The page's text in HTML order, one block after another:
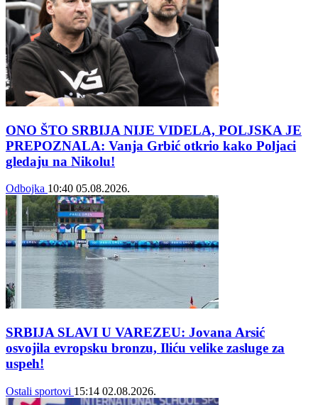
ONO ŠTO SRBIJA NIJE VIDELA, POLJSKA JE
PREPOZNALA: Vanja Grbić otkrio kako Poljaci
gledaju na Nikolu!
Odbojka 10:40 05.08.2026.
SRBIJA SLAVI U VAREZEU: Jovana Arsić
osvojila evropsku bronzu, Iliću velike zasluge za
uspeh!
Ostali sportovi 15:14 02.08.2026.